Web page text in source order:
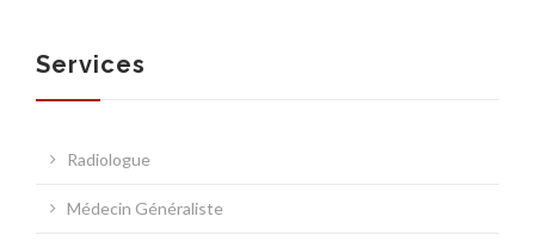
Services
Radiologue
Médecin Généraliste